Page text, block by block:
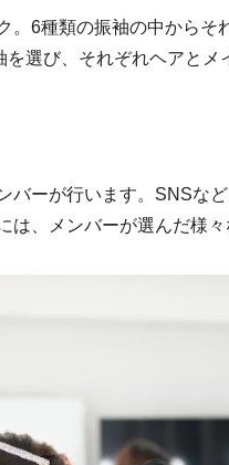
。6種類の振袖の中から
を選び、それぞれヘアと
バーが行います。SNSな
は、メンバーが選んだ様々